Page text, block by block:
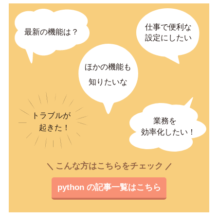
こんな方はこちらをチェック
python の記事一覧はこちら